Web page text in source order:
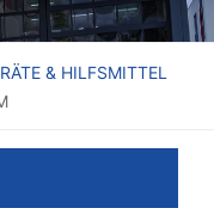
& HILFSMITTEL